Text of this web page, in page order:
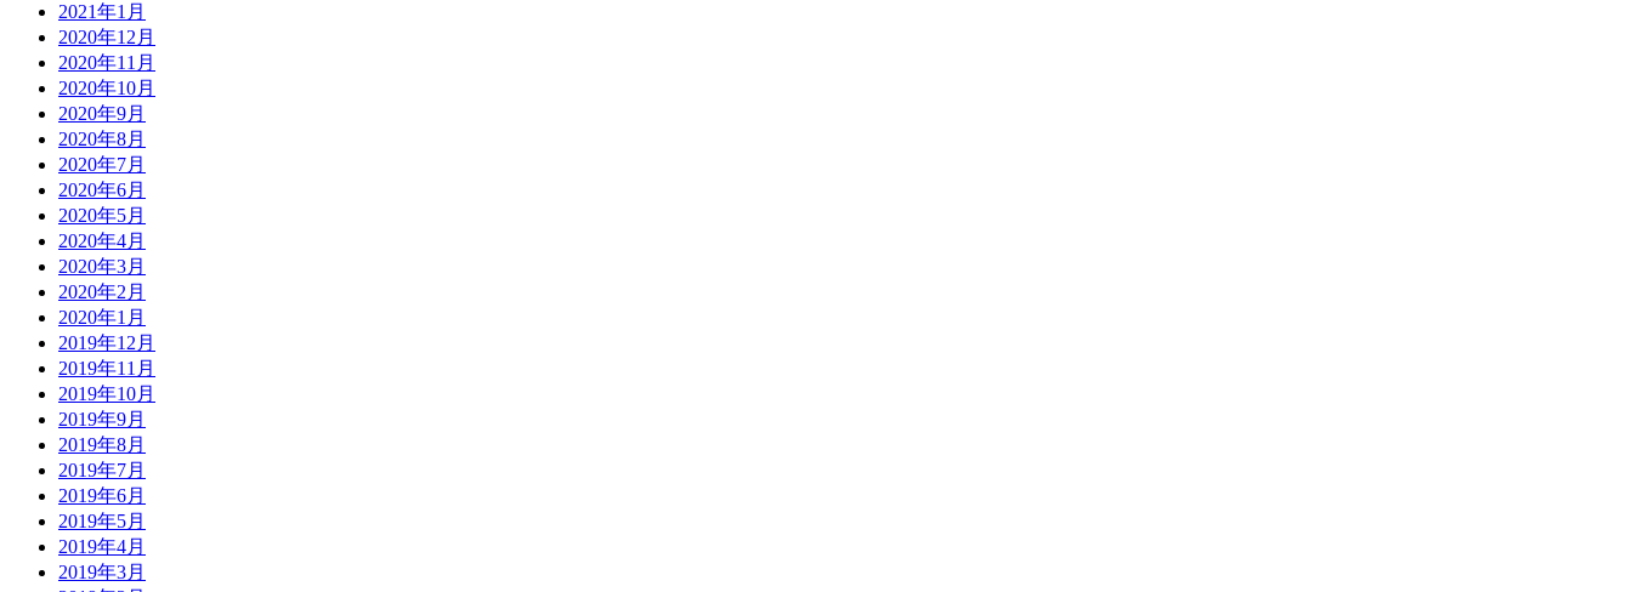
2021年1月
2020年12月
2020年11月
2020年10月
2020年9月
2020年8月
2020年7月
2020年6月
2020年5月
2020年4月
2020年3月
2020年2月
2020年1月
2019年12月
2019年11月
2019年10月
2019年9月
2019年8月
2019年7月
2019年6月
2019年5月
2019年4月
2019年3月